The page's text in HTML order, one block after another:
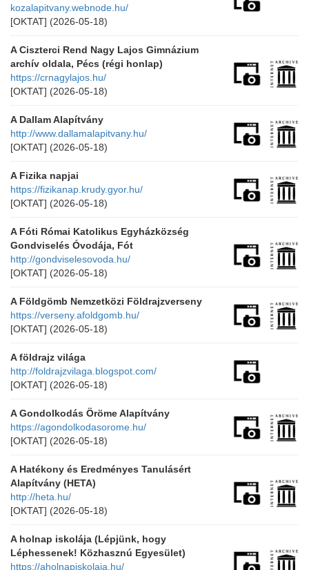
kozalapitvany.webnode.hu/
[OKTAT] (2026-05-18)
A Ciszterci Rend Nagy Lajos Gimnázium
archív oldala, Pécs (régi honlap)
https://crnagylajos.hu/
[OKTAT] (2026-05-18)
A Dallam Alapítvány
http://www.dallamalapitvany.hu/
[OKTAT] (2026-05-18)
A Fizika napjai
https://fizikanap.krudy.gyor.hu/
[OKTAT] (2026-05-18)
A Fóti Római Katolikus Egyházközség
Gondviselés Óvodája, Fót
http://gondviselesovoda.hu/
[OKTAT] (2026-05-18)
A Földgömb Nemzetközi Földrajzverseny
https://verseny.afoldgomb.hu/
[OKTAT] (2026-05-18)
A földrajz világa
http://foldrajzvilaga.blogspot.com/
[OKTAT] (2026-05-18)
A Gondolkodás Öröme Alapítvány
https://agondolkodasorome.hu/
[OKTAT] (2026-05-18)
A Hatékony és Eredményes Tanulásért
Alapítvány (HETA)
http://heta.hu/
[OKTAT] (2026-05-18)
A holnap iskolája (Lépjünk, hogy
Léphessenek! Közhasznú Egyesület)
https://aholnapiskolaja.hu/